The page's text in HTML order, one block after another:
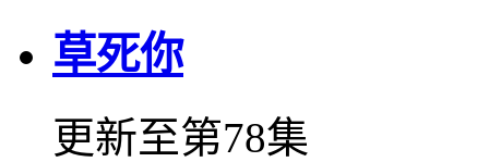
草死你
更新至第78集